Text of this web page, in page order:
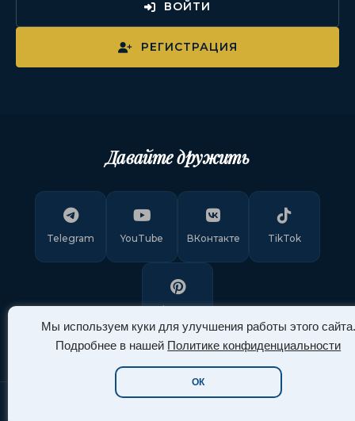
Мы используем куки для улучшения работы этого сайта.
Подробнее в нашей Политике конфиденциальности
ОК
ВОЙТИ
РЕГИСТРАЦИЯ
Давайте дружить
Telegram YouTube ВКонтакте TikTok
Pinterest